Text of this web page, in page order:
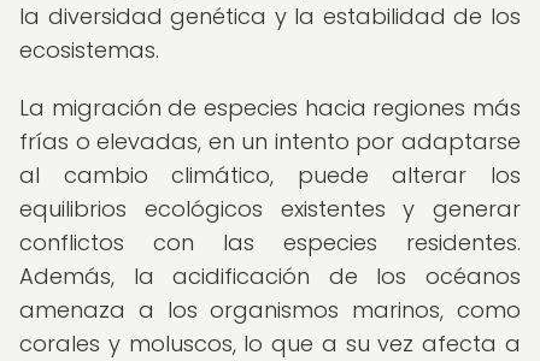
la diversidad genética y la estabilidad de los
ecosistemas.
La migración de especies hacia regiones más
frías o elevadas, en un intento por adaptarse
al cambio climático, puede alterar los
equilibrios ecológicos existentes y generar
conflictos con las especies residentes.
Además, la acidificación de los océanos
amenaza a los organismos marinos, como
corales y moluscos, lo que a su vez afecta a